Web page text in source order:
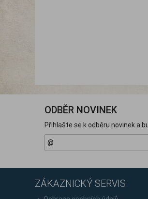
ODBĚR NOVINEK
Přihlašte se k odběru novinek a
ZÁKAZNICKÝ SERVIS